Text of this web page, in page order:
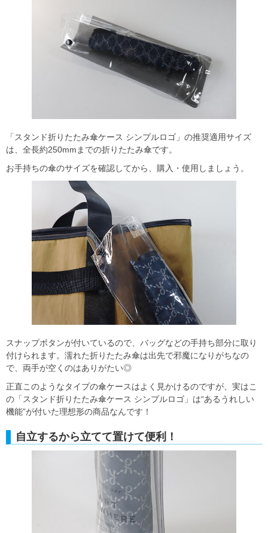
「スタンド折りたたみ傘ケース シンプルロゴ」の推奨適用サイズ
は、全長約250mmまでの折りたたみ傘です。
お手持ちの傘のサイズを確認してから、購入・使用しましょう。
スナップボタンが付いているので、バッグなどの手持ち部分に取り
付けられます。濡れた折りたたみ傘は出先で邪魔になりがちなの
で、両手が空くのはありがたい◎
正直このようなタイプの傘ケースはよく見かけるのですが、実はこ
の「スタンド折りたたみ傘ケース シンプルロゴ」は“あるうれしい
機能”が付いた理想形の商品なんです！
自立するから立てて置けて便利！